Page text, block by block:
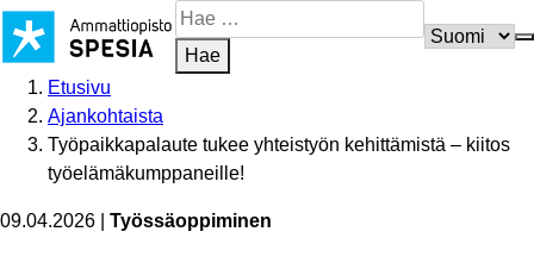
Siirry
sisältöön
Hae
sivustosta
Hae
Etusivu
Ajankohtaista
Työpaikkapalaute tukee yhteistyön kehittämistä – kiitos
työelämäkumppaneille!
09.04.2026 Työssäoppiminen